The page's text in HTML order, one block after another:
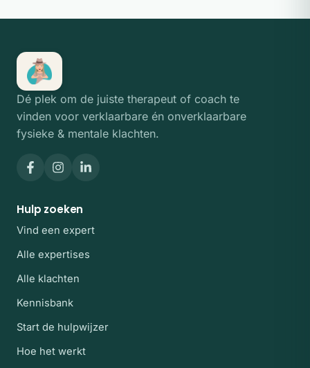
Dé plek om de juiste therapeut of coach te
vinden voor verklaarbare én onverklaarbare
fysieke & mentale klachten.
Hulp zoeken
Vind een expert
Alle expertises
Alle klachten
Kennisbank
Start de hulpwijzer
Hoe het werkt